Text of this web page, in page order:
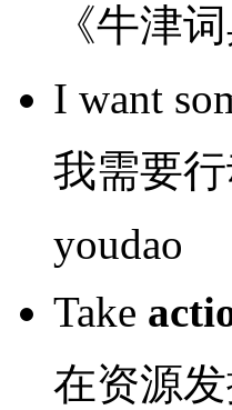
《牛津词
I want
我需要
youdao
Take
在资源